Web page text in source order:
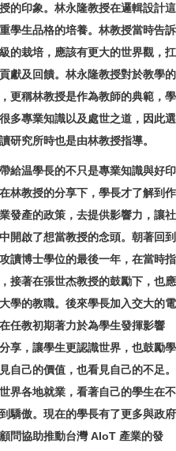
的印象。林永隆教授在邏輯設計這
學生品格的培養。林教授當時告訴
的栽培，應該有更大的世界觀，扛
獻及回饋。林永隆教授對於教學的
更稱林教授是作為教師的典範，學
多專業知識以及處世之道，因此選
研究所時也是由林教授指導。
温學長的不只是專業知識與好印
林教授的分享下，學長才了解到作
發產的政策，去提供影響力，讓社
開啟了想當教授的念頭。朝著回到
讀博士學位的最後一年，在當時指
接著在張世杰教授的鼓勵下，也應
學的教職。後來學長加入交大的電
任教初期著力於為學生發揮影響
享，讓學生更認識世界，也鼓勵學
自己的價值，也看見自己的不足。
界各地就業，看著自己的學生在不
驕傲。現在的學長有了更多與政府
問協助推動台灣 AIoT 產業的發